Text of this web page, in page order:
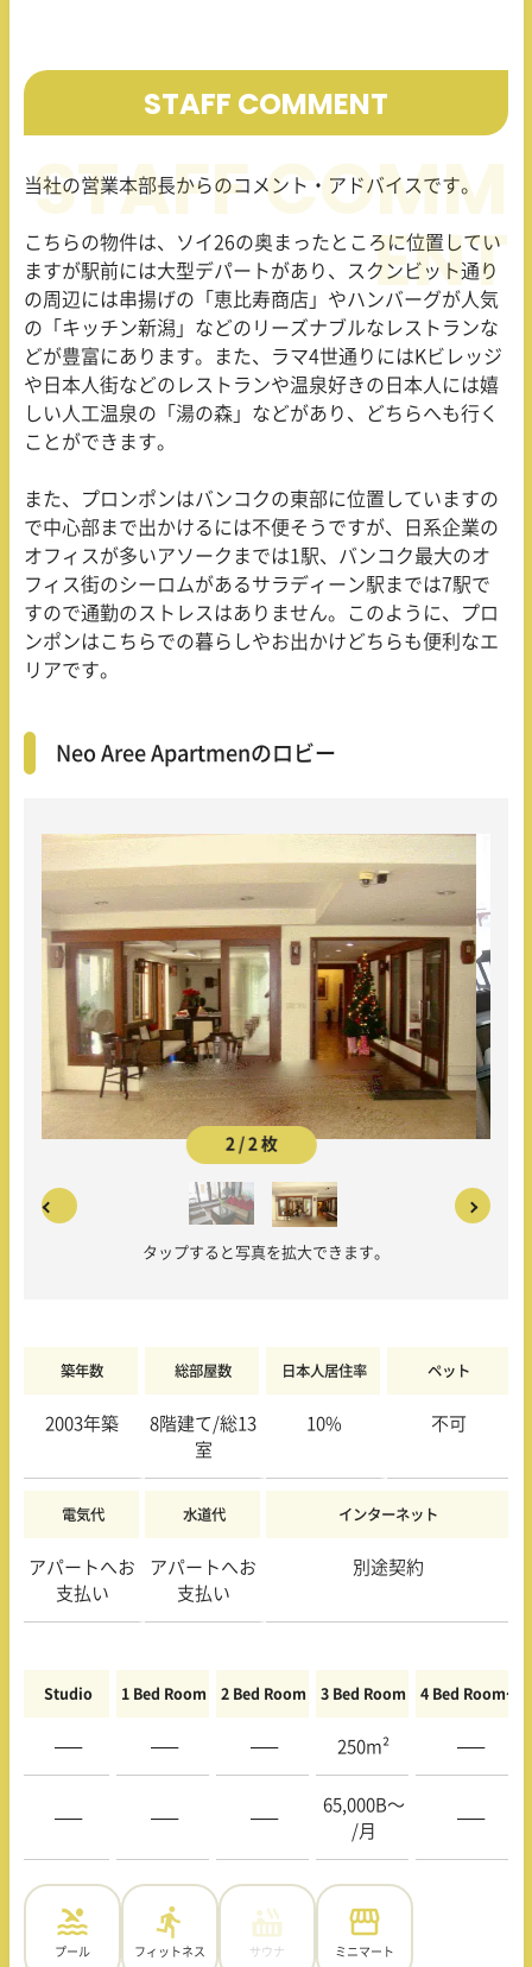
STAFF COMMENT
当社の営業本部長からのコメント・アドバイスです。
こちらの物件は、ソイ26の奥まったところに位置してい
ますが駅前には大型デパートがあり、スクンビット通り
の周辺には串揚げの「恵比寿商店」やハンバーグが人気
の「キッチン新潟」などのリーズナブルなレストランな
どが豊富にあります。また、ラマ4世通りには K ビレッジ
や日本人街などのレストランや温泉好きの日本人には嬉
しい人工温泉の「湯の森」などがあり、どちらへも行く
ことができます。
また、プロンポンはバンコクの東部に位置していますの
で中心部まで出かけるには不便そうですが、日系企業の
オフィスが多いアソークまでは1 駅、バンコク最大のオ
フィス街のシーロムがあるサラディーン駅までは7駅で
すので通勤のストレスはありません。このように、プロ
ンポンはこちらでの暮らしやお出かけどちらも便利なエ
リアです。
Neo Aree Apartmenのロビー
2 / 2 枚
タップすると写真を拡大できます。
築年数 総部屋数 日本人居住率 ペット
2003年築
8階建て/総13
室
10% 不可
電気代 水道代 インターネット
アパートへお
支払い
アパートへお
支払い
別途契約
Studio 1 Bed Room 2 Bed Room 3 Bed Room 4 Bed Room〜
—– —– —– 250m² —–
—– —– —–
65,000B〜
/月
—–
プール フィットネス サウナ ミニマート